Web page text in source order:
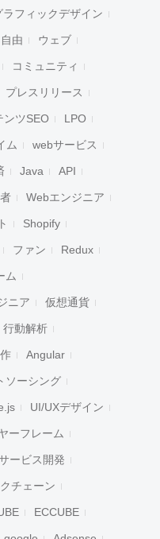
ラフィックデザイン
自由 ウェブ
コミュニティ
プレスリリース
ンツSEO LPO
ム webサービス
Java API
Webエンジニア
Shopify
ファン Redux
ム
ニア 仮想通貨
行動解析
Angular
ソーシング
UI/UXデザイン
ーフレーム
ービス開発
チェーン
ECCUBE